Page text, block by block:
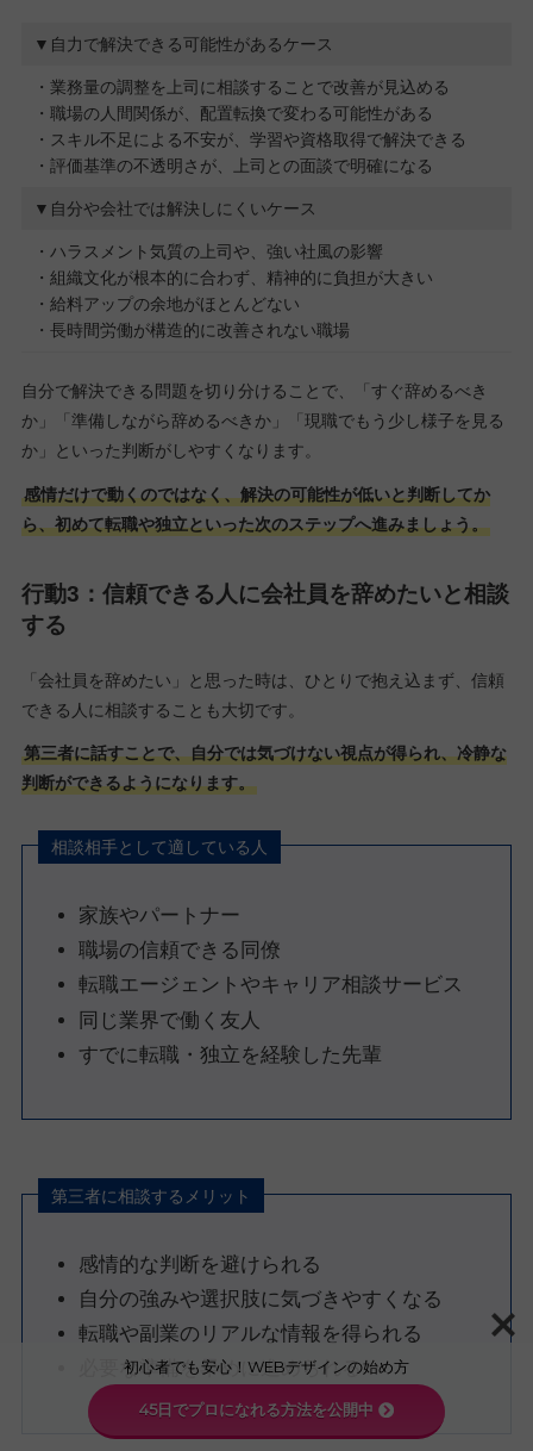
▼自力で解決できる可能性があるケース
・業務量の調整を上司に相談することで改善が見込める
・職場の人間関係が、配置転換で変わる可能性がある
・スキル不足による不安が、学習や資格取得で解決できる
・評価基準の不透明さが、上司との面談で明確になる
▼自分や会社では解決しにくいケース
・ハラスメント気質の上司や、強い社風の影響
・組織文化が根本的に合わず、精神的に負担が大きい
・給料アップの余地がほとんどない
・長時間労働が構造的に改善されない職場
自分で解決できる問題を切り分けることで、「すぐ辞めるべき
か」「準備しながら辞めるべきか」「現職でもう少し様子を見る
か」といった判断がしやすくなります。
感情だけで動くのではなく、解決の可能性が低いと判断してか
ら、初めて転職や独立といった次のステップへ進みましょう。
行動3：信頼できる人に会社員を辞めたいと相談
する
「会社員を辞めたい」と思った時は、ひとりで抱え込まず、信頼
できる人に相談することも大切です。
第三者に話すことで、自分では気づけない視点が得られ、冷静な
判断ができるようになります。
相談相手として適している人
家族やパートナー
職場の信頼できる同僚
転職エージェントやキャリア相談サービス
同じ業界で働く友人
すでに転職・独立を経験した先輩
第三者に相談するメリット
感情的な判断を避けられる
自分の強みや選択肢に気づきやすくなる
転職や副業のリアルな情報を得られる
必要な準備を早めに進められる
初心者でも安心！WEBデザインの始め方
45日でプロになれる方法を公開中